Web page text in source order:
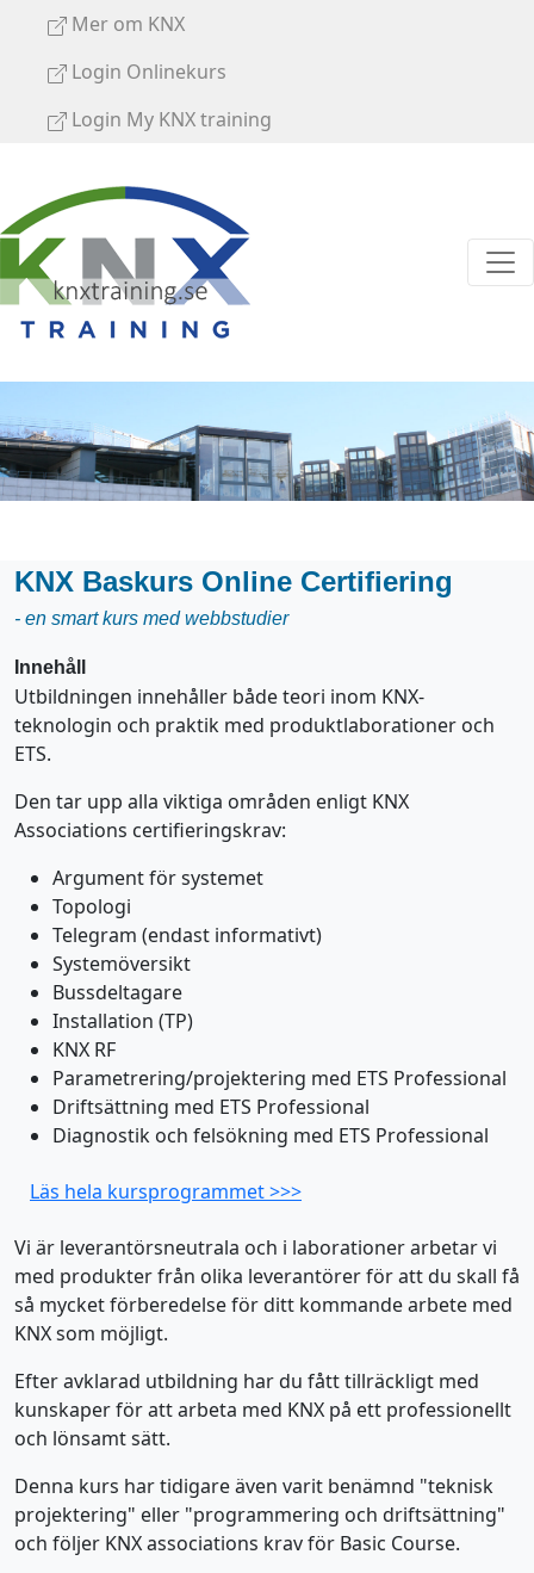
Mer om KNX
Login Onlinekurs
Login My KNX training
KNX Baskurs Online Certifiering
- en smart kurs med webbstudier
Innehåll
Utbildningen innehåller både teori inom KNX-
teknologin och praktik med produktlaborationer och
ETS.
Den tar upp alla viktiga områden enligt KNX
Associations certifieringskrav:
Argument för systemet
Topologi
Telegram (endast informativt)
Systemöversikt
Bussdeltagare
Installation (TP)
KNX RF
Parametrering/projektering med ETS Professional
Driftsättning med ETS Professional
Diagnostik och felsökning med ETS Professional
Läs hela kursprogrammet >>>
Vi är leverantörsneutrala och i laborationer arbetar vi
med produkter från olika leverantörer för att du skall få
så mycket förberedelse för ditt kommande arbete med
KNX som möjligt.
Efter avklarad utbildning har du fått tillräckligt med
kunskaper för att arbeta med KNX på ett professionellt
och lönsamt sätt.
Denna kurs har tidigare även varit benämnd "teknisk
projektering" eller "programmering och driftsättning"
och följer KNX associations krav för Basic Course.